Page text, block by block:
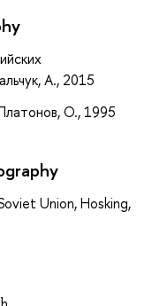
А., 2015
О., 1995
Union, Hosking,